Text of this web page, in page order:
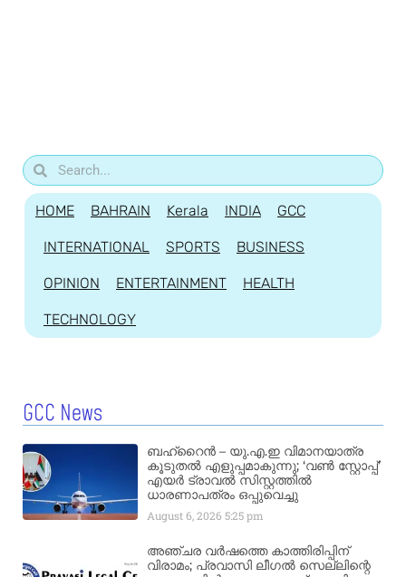
HOME BAHRAIN Kerala INDIA GCC
INTERNATIONAL SPORTS BUSINESS
OPINION ENTERTAINMENT HEALTH
TECHNOLOGY
GCC News
ബഹ്‌റൈൻ – യു.എ.ഇ വിമാനയാത്ര
കൂടുതൽ എളുപ്പമാകുന്നു; ‘വൺ സ്റ്റോപ്പ്’
എയർ ട്രാവൽ സിസ്റ്റത്തിൽ
ധാരണാപത്രം ഒപ്പുവെച്ചു
August 6, 20265:25 pm
അഞ്ചര വർഷത്തെ കാത്തിരിപ്പിന്
വിരാമം; പ്രവാസി ലീഗൽ സെല്ലിന്റെ